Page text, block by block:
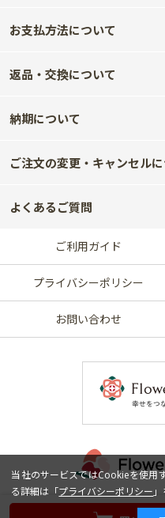
お支払方法について
返品・交換について
納期について
ご注文の変更・キャンセル
よくあるご質問
ご利用ガイド
プライバシーポリシー
お問い合わせ
Copyright © frantolive
当社のサービスではCookieを使用
る詳細は「プライバシーポリシー